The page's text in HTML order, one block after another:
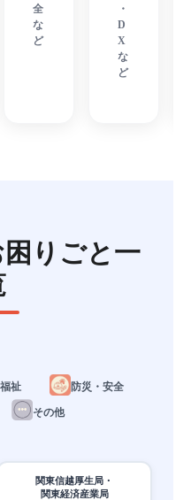
全
な
ど
・
D
X
な
ど
りごと一
祉 防災・安全
その他
関東信越厚生局・
関東経済産業局